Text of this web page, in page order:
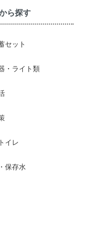
ら探す
セット
・ライト類
イレ
保存水